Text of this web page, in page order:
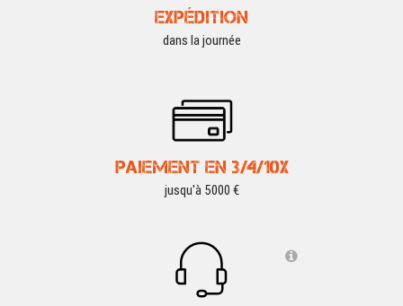
EXPÉDITION
dans la journée
PAIEMENT EN 3/4/10X
jusqu'à 5000 €